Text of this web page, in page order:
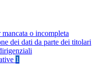
mancata o incompleta
dei dati da parte dei titolari
1